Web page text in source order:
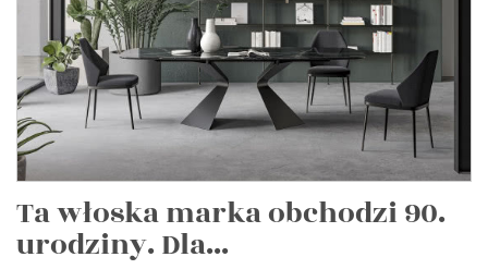
Ta włoska marka obchodzi 90.
urodziny. Dla...